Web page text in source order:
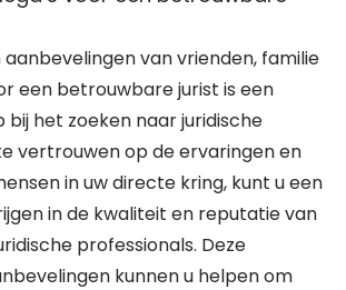
van vrienden, familie
een betrouwbare jurist is een
het zoeken naar juridische
vertrouwen op de ervaringen en
in uw directe kring, kunt u een
in de kwaliteit en reputatie van
professionals. Deze
kunnen u helpen om